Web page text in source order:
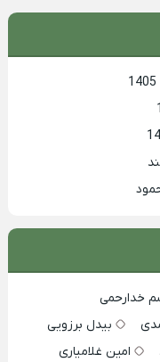
خدارحمی
بیدل برزویی
امین غلامیاری